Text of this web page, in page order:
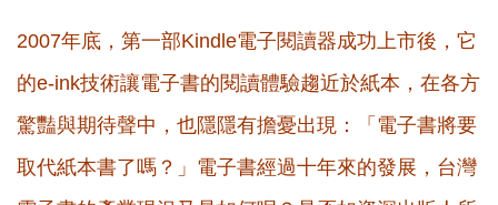
2007年底，第一部Kindle電子閱讀器成功上市後，它
的e-ink技術讓電子書的閱讀體驗趨近於紙本，在各方
驚豔與期待聲中，也隱隱有擔憂出現：「電子書將要
取代紙本書了嗎？」電子書經過十年來的發展，台灣